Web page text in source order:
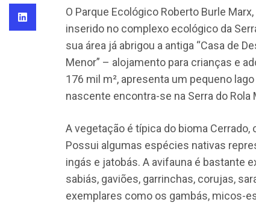
O Parque Ecológico Roberto Burle
inserido no complexo ecológico da
sua área já abrigou a antiga “Casa de
Menor” – alojamento para crianças e
176 mil m², apresenta um pequeno
nascente encontra-se na Serra do Rola
A vegetação é típica do bioma
Possui algumas espécies nativas
ingás e jatobás. A avifauna é bastante
sabiás, gaviões, garrinchas, corujas,
exemplares como os gambás, micos-